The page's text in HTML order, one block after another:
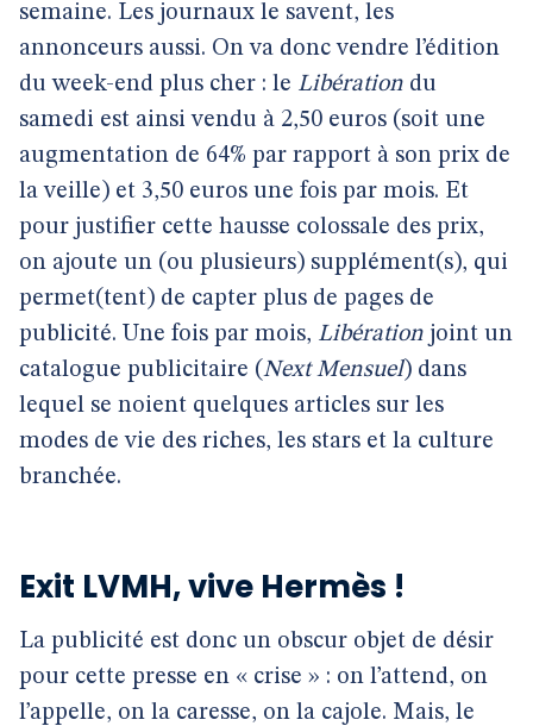
semaine. Les journaux le savent, les
annonceurs aussi. On va donc vendre l’édition
du week-end plus cher : le Libération du
samedi est ainsi vendu à 2,50 euros (soit une
augmentation de 64% par rapport à son prix de
la veille) et 3,50 euros une fois par mois. Et
pour justifier cette hausse colossale des prix,
on ajoute un (ou plusieurs) supplément(s), qui
permet(tent) de capter plus de pages de
publicité. Une fois par mois, Libération joint un
catalogue publicitaire (Next Mensuel) dans
lequel se noient quelques articles sur les
modes de vie des riches, les stars et la culture
branchée.
Exit LVMH, vive Hermès !
La publicité est donc un obscur objet de désir
pour cette presse en « crise » : on l’attend, on
l’appelle, on la caresse, on la cajole. Mais, le